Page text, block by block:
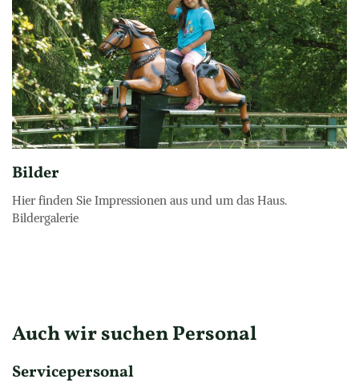
Bilder
Hier finden Sie Impressionen aus und um das Haus.
Bildergalerie
Auch wir suchen Personal
Servicepersonal